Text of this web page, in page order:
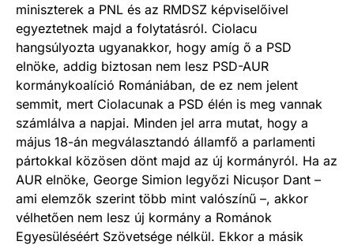
miniszterek a PNL és az RMDSZ képviselőivel
egyeztetnek majd a folytatásról. Ciolacu
hangsúlyozta ugyanakkor, hogy amíg ő a PSD
elnöke, addig biztosan nem lesz PSD-AUR
kormánykoalíció Romániában, de ez nem jelent
semmit, mert Ciolacunak a PSD élén is meg vannak
számlálva a napjai. Minden jel arra mutat, hogy a
május 18-án megválasztandó államfő a parlamenti
pártokkal közösen dönt majd az új kormányról. Ha az
AUR elnöke, George Simion legyőzi Nicușor Dant –
ami elemzők szerint több mint valószínű –, akkor
vélhetően nem lesz új kormány a Románok
Egyesüléséért Szövetsége nélkül. Ekkor a másik